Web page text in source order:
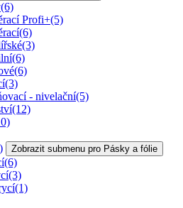
(6)
Profi+(5)
(6)
(3)
(6)
(6)
(3)
- nivelační(5)
(12)
Zobrazit submenu pro Pásky a fólie
(6)
(3)
(1)